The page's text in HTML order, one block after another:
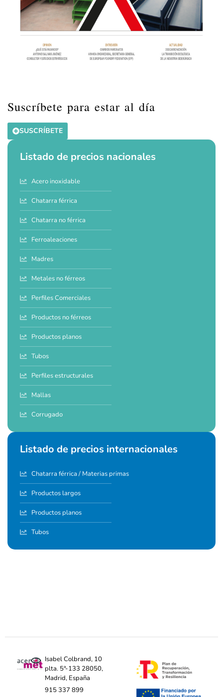
Suscríbete para estar al día
SUSCRÍBETE
Listado de precios nacionales
Acero inoxidable
Chatarra férrica
Chatarra no férrica
Ferroaleaciones
Madres
Metales no férreos
Perfiles Comerciales
Productos no férreos
Productos planos
Tubos
Perfiles estructurales
Mallas
Corrugado
Listado de precios internacionales
Chatarra férrica / Materias primas
Productos largos
Productos planos
Tubos
Isabel Colbrand, 10
plta. 5ª-133 28050,
Madrid, España
915 337 899